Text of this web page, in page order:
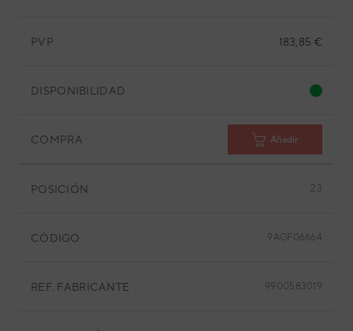
PVP 183,85 €
DISPONIBILIDAD
COMPRA Añadir
POSICIÓN 23
CÓDIGO 9AGF06664
REF. FABRICANTE 9900583019